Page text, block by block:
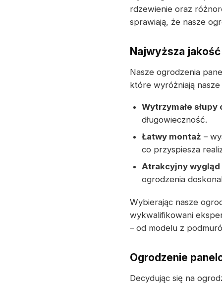
rdzewienie oraz
sprawiają, że nasze
Najwyższa
Nasze ogrodzenia
które wyróżniają
Wytrzymałe
długowieczność.
Łatwy montaż –
co przyspiesza
Atrakcyjny wygląd
ogrodzenia
Wybierając nasze
wykwalifikowani
– od modelu z
Ogrodzenie
Decydując się na